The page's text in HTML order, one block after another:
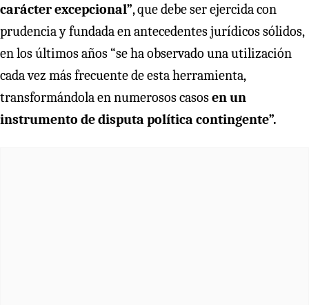
carácter excepcional”, que debe ser ejercida con
prudencia y fundada en antecedentes jurídicos sólidos,
en los últimos años “se ha observado una utilización
cada vez más frecuente de esta herramienta,
transformándola en numerosos casosen un
instrumento de disputa política contingente”.